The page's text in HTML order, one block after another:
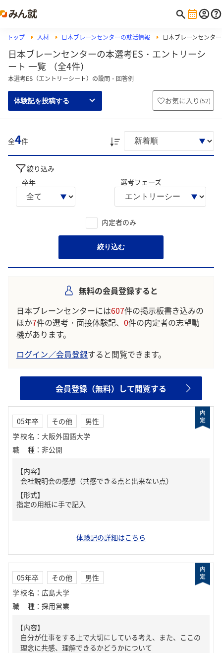
トップ 人材 日本ブレーンセンターの就活情報 日本ブレーンセンタ
日本ブレーンセンターの本選考ES・エントリーシ
ート 一覧 （全4件）
本選考ES（エントリーシート）の設問・回答例
体験記を投稿する お気に入り (52)
全4件
絞り込み
卒年
選考フェーズ
内定者のみ
絞り込む
無料の会員登録すると
日本ブレーンセンターには607件の掲示板書き込みの
ほか7件の選考・面接体験記、 0件の内定者の志望動
機があります。
ログイン／会員登録すると閲覧できます。
会員登録（無料）して閲覧する
05年卒 その他
男性
学校名 ： 大阪外国語大学
職種 ： 非公開
【内容】
会社説明会の感想（共感できる点と出来ない点）
【形式】
指定の用紙に手で記入
体験記の詳細はこちら
05年卒 その他
男性
学校名 ： 広島大学
職種 ： 採用営業
【内容】
自分が仕事をする上で大切にしている考え、また、ここの
理念に共感、理解できるかどうかについて